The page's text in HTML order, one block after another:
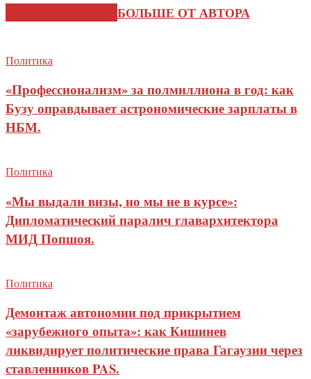
БОЛЬШЕ ОТ АВТОРА
Политика
«Профессионализм» за полмиллиона в год: как
Бузу оправдывает астрономические зарплаты в
НБМ.
Политика
«Мы выдали визы, но мы не в курсе»:
Дипломатический паралич главархитектора
МИД Попшоя.
Политика
Демонтаж автономии под прикрытием
«зарубежного опыта»: как Кишинев
ликвидирует политические права Гагаузии через
ставленников PAS.